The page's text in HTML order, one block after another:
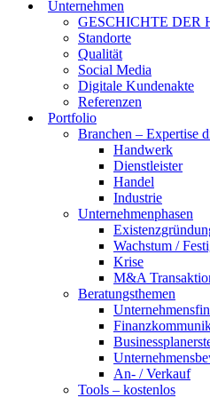
Unternehmen
GESCHICHTE DER
Standorte
Qualität
Social Media
Digitale Kundenakte
Referenzen
Portfolio
Branchen – Expertise
Handwerk
Dienstleister
Handel
Industrie
Unternehmenphasen
Wachstum /
Krise
M&A
Beratungsthemen
An- / Verkauf
Tools – kostenlos